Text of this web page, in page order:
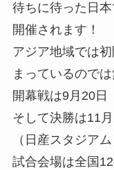
待ちに待った日
開催されます！
アジア地域では
まっているのでは
開幕戦は9月20日
そして決勝は11
（日産スタジア
試合会場は全国12